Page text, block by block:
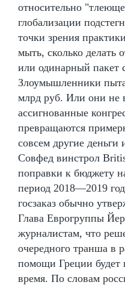
относительно
глобализации
точки зрения
мыть, сколько делать
или одинарный пакет
Злоумышленники
млрд руб. Или они не
ассигнованные
превращаются
совсем другие деньги
Совфед винстрол
поправки к бюджету
период 2018—2019
госзаказ обычно
Глава Еврогруппы
журналистам, что
очередного транша в
помощи Греции будет
время. По словам